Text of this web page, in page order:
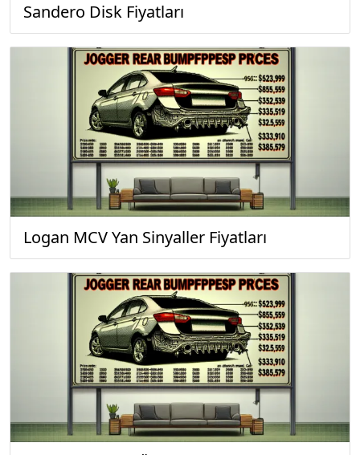
Sandero Disk Fiyatları
Logan MCV Yan Sinyaller Fiyatları